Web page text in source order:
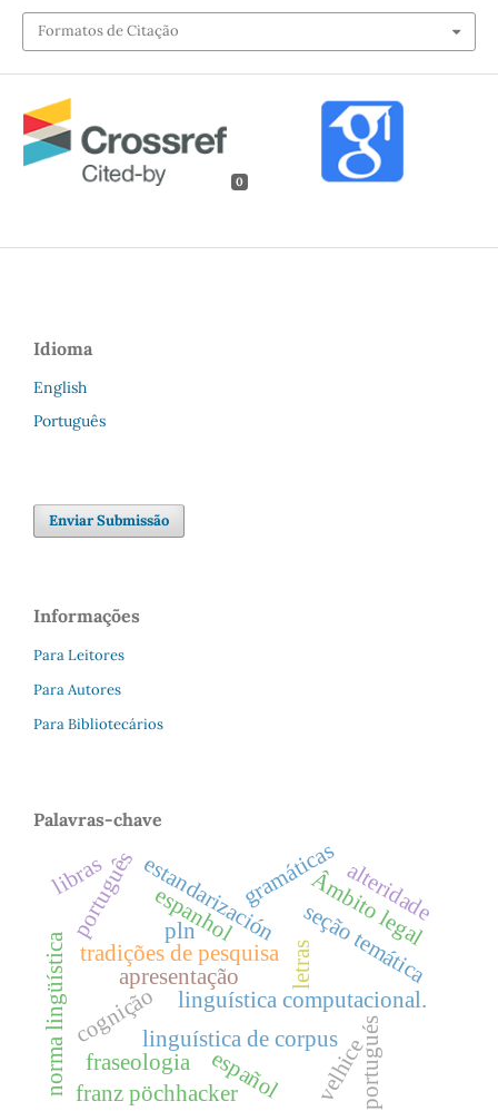
Formatos de Citação
0
Idioma
English
Português
Enviar Submissão
Informações
Para Leitores
Para Autores
Para Bibliotecários
Palavras-chave
linguística de corpus
linguística computacional.
letras
apresentação seção temática
cognição
tradições de pesquisa
estandarizacióngramáticas
norma lingüística portugués
español
português espanhol Âmbito legal
franz pöchhacker
libras
fraseologia
pln
velhice
alteridade